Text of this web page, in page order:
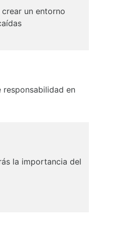
un entorno
responsabilidad en
la importancia del